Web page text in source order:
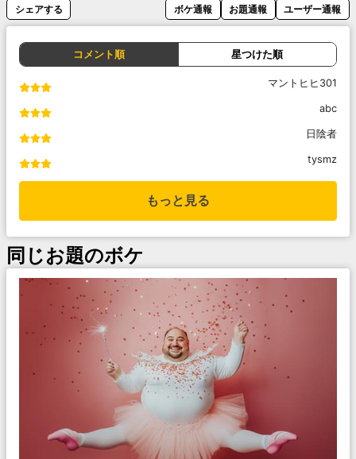
シェアする ボケ通報 お題通報 ユーザー通報
コメント順 星つけた順
マントヒヒ301
abc
日陰者
tysmz
もっと見る
同じお題のボケ